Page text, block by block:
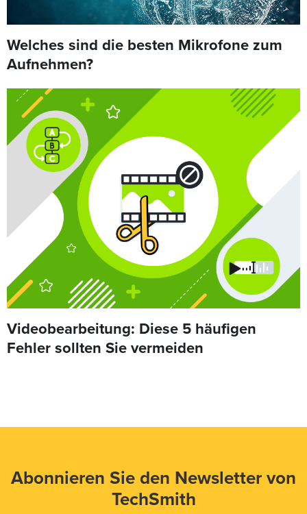
Welches sind die besten Mikrofone zum
Aufnehmen?
Videobearbeitung: Diese 5 häufigen
Fehler sollten Sie vermeiden
Abonnieren Sie den Newsletter von
TechSmith